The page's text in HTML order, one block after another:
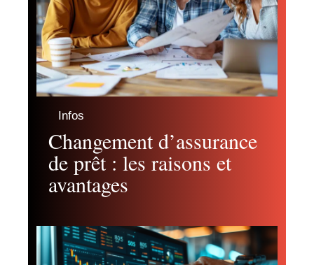
Infos
Changement d’assurance
de prêt : les raisons et
avantages